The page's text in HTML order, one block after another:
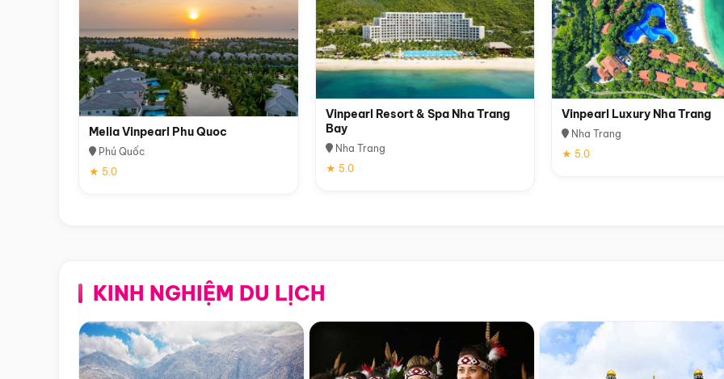
Melia Vinpearl Phu Quoc
Phú Quốc
★ 5.0
Vinpearl Resort & Spa Nha Trang
Bay
Nha Trang
★ 5.0
Vinpearl Luxury Nha Trang
Nha Trang
★ 5.0
KINH NGHIỆM DU LỊCH